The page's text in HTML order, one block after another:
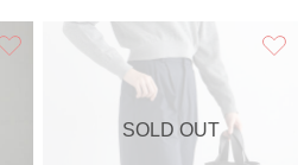
SOLD OUT